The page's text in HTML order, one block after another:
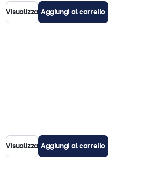
Visualizza Aggiungi al carrello
Visualizza Aggiungi al carrello